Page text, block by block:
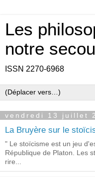
Les
notre
ISSN 2270-6968
vendredi 13 juillet
La Bruyère sur le
" Le stoïcisme est un jeu
République de Platon. Les
rire...